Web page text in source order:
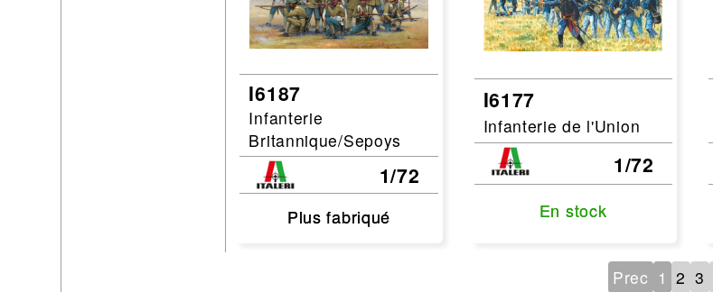
I6187
Infanterie
Britannique/Sepoys
1/72
Plus fabriqué
Plus fabriqué
I6177
Infanterie de l'Union
1/72
En stock
En stock
Prec 1 2 3